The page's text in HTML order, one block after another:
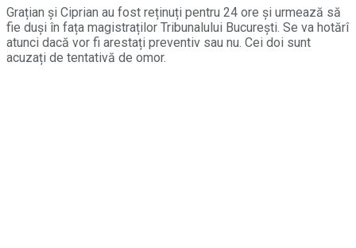
Grațian și Ciprian au fost reținuți pentru 24 ore și urmează să
fie duși în fața magistraților Tribunalului București. Se va hotărî
atunci dacă vor fi arestați preventiv sau nu. Cei doi sunt
acuzați de tentativă de omor.